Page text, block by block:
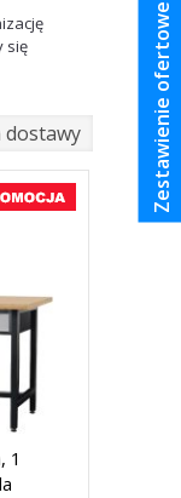
Zestawienie ofertowe
się
1